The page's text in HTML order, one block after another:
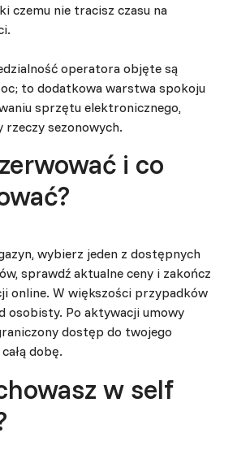
czemu nie tracisz czasu na
operatora objęte są
to dodatkowa warstwa spokoju
sprzętu elektronicznego,
rzeczy sezonowych.
i co
wybierz jeden z dostępnych
sprawdź aktualne ceny i zakończ
online. W większości przypadków
osobisty. Po aktywacji umowy
dostęp do twojego
dobę.
w self